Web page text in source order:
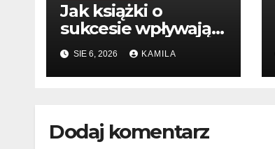
Jak książki o
sukcesie wpływają
na rozwój wiedzy
SIE 6, 2026 KAMILA
Dodaj komentarz